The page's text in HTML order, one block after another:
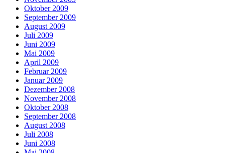
Oktober 2009
September 2009
August 2009
Juli 2009
Juni 2009
Mai 2009
April 2009
Februar 2009
Januar 2009
Dezember 2008
November 2008
Oktober 2008
September 2008
August 2008
Juli 2008
Juni 2008